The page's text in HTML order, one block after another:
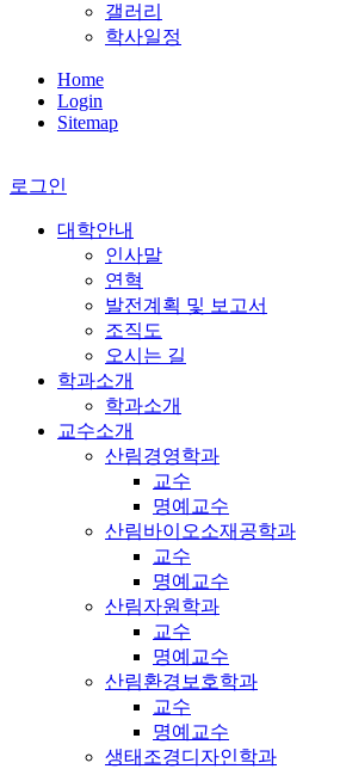
갤러리
학사일정
Home
Login
Sitemap
로그인
대학안내
인사말
연혁
발전계획 및 보고서
조직도
오시는 길
학과소개
학과소개
교수소개
산림경영학과
교수
명예교수
산림바이오소재공학과
교수
명예교수
산림자원학과
교수
명예교수
산림환경보호학과
교수
명예교수
생태조경디자인학과